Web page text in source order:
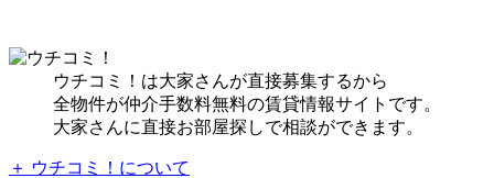
ウチコミ！は大家さんが直接募集するから
全物件が仲介手数料無料の賃貸情報サイトです。
大家さんに直接お部屋探しで相談ができます。
＋ ウチコミ！について